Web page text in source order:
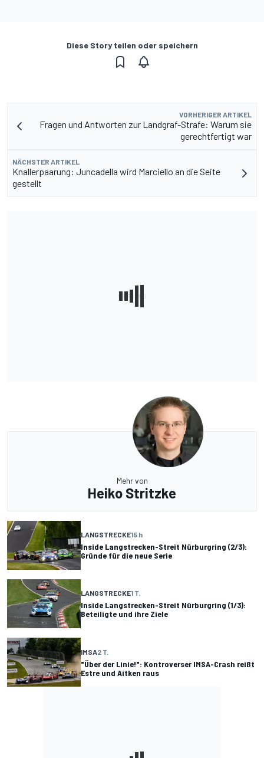
Diese Story teilen oder speichern
VORHERIGER ARTIKEL
Fragen und Antworten zur Landgraf-Strafe: Warum sie
gerechtfertigt war
NÄCHSTER ARTIKEL
Knallerpaarung: Juncadella wird Marciello an die Seite
gestellt
Mehr von
Heiko Stritzke
LANGSTRECKE15 h
Inside Langstrecken-Streit Nürburgring (2/3):
Gründe für die neue Serie
LANGSTRECKE1 T.
Inside Langstrecken-Streit Nürburgring (1/3):
Beteiligte und ihre Ziele
IMSA2 T.
"Über der Linie!": Kontroverser IMSA-Crash reißt
Estre und Aitken raus